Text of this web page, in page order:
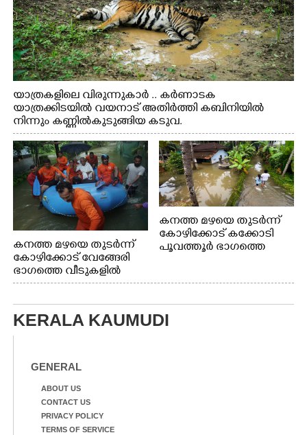
യാത്രകളിലെ വിരുന്നുകാർ .. കർണാടക
യാത്രക്കിടയിൽ വയനാട് അതിർത്തി കബിനിയിൽ
നിന്നും കണ്ണിൽകുടുങ്ങിയ കടുവ.
കനത്ത മഴയെ തുടർന്ന്
കോഴിക്കോട് വേങ്ങേരി
ഭാഗത്തെ വീടുകളിൽ
വെള്ളം
സുരക്ഷിത സ്ഥാനത്തേക്ക്
മാറ്റുന്ന സുരക്ഷാസേനാം
ഗങ്ങൾ
കനത്ത മഴയെ തുടർന്ന്
കോഴിക്കോട് കക്കോടി
പൂവത്തൂർ ഭാഗത്തെ
KERALA KAUMUDI
GENERAL
ABOUT US
CONTACT US
PRIVACY POLICY
TERMS OF SERVICE